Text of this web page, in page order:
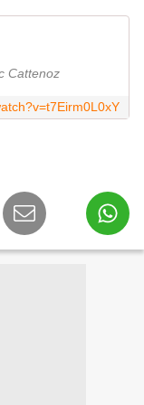
Cattenoz